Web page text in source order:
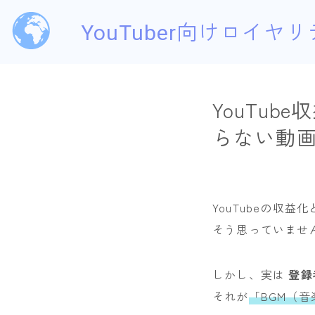
YouTuber向けロイヤリ
YouTube
らない動
YouTubeの収益
そう思っていませ
しかし、実は登
それが「BGM（